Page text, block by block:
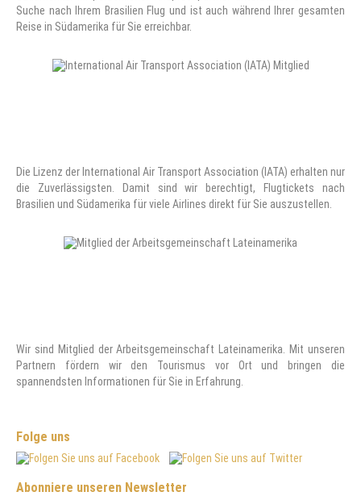
Suche nach Ihrem Brasilien Flug und ist auch während Ihrer gesamten
Reise in Südamerika für Sie erreichbar.
Die Lizenz der International Air Transport Association (IATA) erhalten nur
die Zuverlässigsten. Damit sind wir berechtigt, Flugtickets nach
Brasilien und Südamerika für viele Airlines direkt für Sie auszustellen.
Wir sind Mitglied der Arbeitsgemeinschaft Lateinamerika. Mit unseren
Partnern fördern wir den Tourismus vor Ort und bringen die
spannendsten Informationen für Sie in Erfahrung.
Folge uns
Abonniere unseren Newsletter